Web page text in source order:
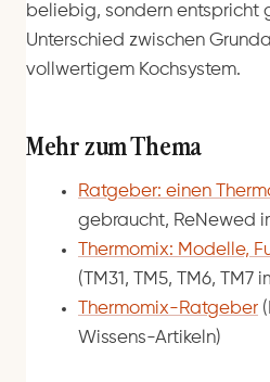
beliebig, sondern entspricht
Unterschied zwischen
vollwertigem Kochsystem.
Mehr zum Thema
Ratgeber: einen
gebraucht, ReNewed
Thermomix: Modelle,
(TM31, TM5, TM6, TM7
Thermomix-Ratgeber
Wissens-Artikeln)